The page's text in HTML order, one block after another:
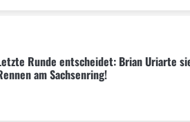
Runde entscheidet: Brian Uriarte
am Sachsenring!